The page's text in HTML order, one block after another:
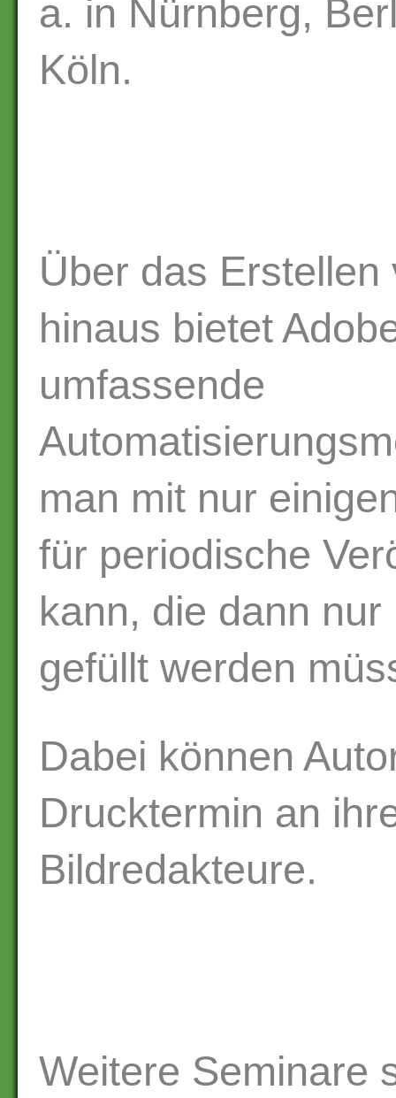
a. in Nürnberg,
Köln.
Über das
hinaus bietet
umfassende
man mit nur
für periodische
kann, die dann
gefüllt werden
Dabei können
Drucktermin an
Bildredakteure.
Weitere Seminare